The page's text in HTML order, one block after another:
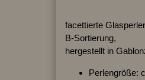
facettierte
B-Sortierung,
hergestellt in
Perlengröße: